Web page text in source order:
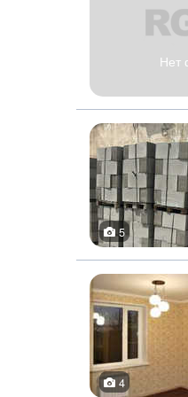
Нет
5
4